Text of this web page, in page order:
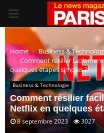
PRIMARY
MENU
Home
Business &
Comment résilier
quelques étapes simples ?
Business & Technologie
Comment résilier
Netflix en quelques
8 septembre 2023 3027